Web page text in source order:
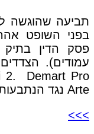
תביעה שהוגשה
2. Demart Pro
Arte נגד הנתבעות
>>>